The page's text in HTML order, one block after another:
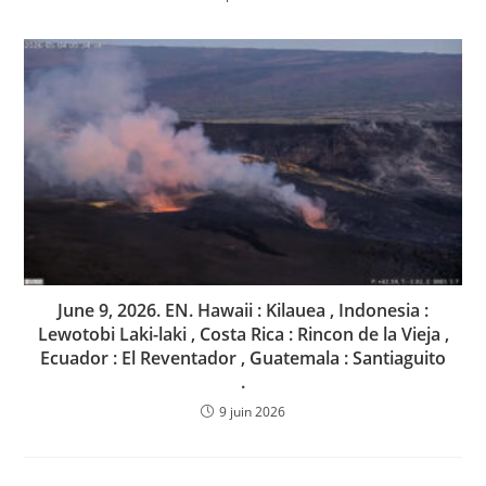
June 9, 2026. EN. Hawaii : Kilauea , Indonesia :
Lewotobi Laki-laki , Costa Rica : Rincon de la Vieja ,
Ecuador : El Reventador , Guatemala : Santiaguito
.
9 juin 2026